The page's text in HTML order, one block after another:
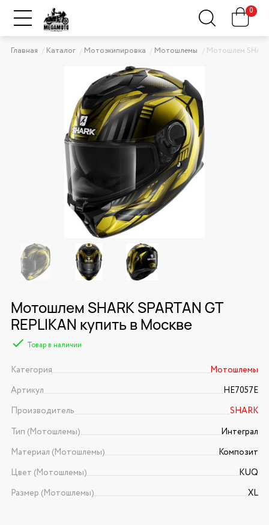
0
Главная Каталог Мотоэкипировка Мотошлемы Мотошлем
Мотошлем SHARK SPARTAN GT
REPLIKAN купить в Москве
Товар в наличии
Категория
Мотошлемы
Артикул
HE7057E
Производитель
SHARK
Тип (Мотошлемы)
Интеграл
Материал (Мотошлемы)
Композит
Цвет (Мотошлемы)
KUQ
Размер (Мотошлемы)
XL